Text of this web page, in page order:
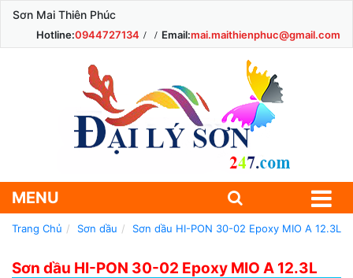
Sơn Mai Thiên Phúc
Hotline:0944727134 Email:mai.maithienphuc@gmail.com
MENU
Trang Chủ Sơn dầu Sơn dầu HI-PON 30-02 Epoxy MIO A 12.3L
Sơn dầu HI-PON 30-02 Epoxy MIO A 12.3L